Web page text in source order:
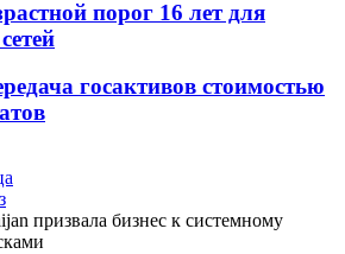
порог 16 лет для
госактивов стоимостью
призвала бизнес к системному